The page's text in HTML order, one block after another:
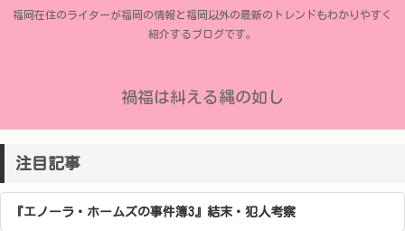
福岡在住のライターが福岡の情報と福岡以外の最新のトレンドもわかりやすく
紹介するブログです。
禍福は糾える縄の如し
注目記事
『エノーラ・ホームズの事件簿3』結末・犯人考察